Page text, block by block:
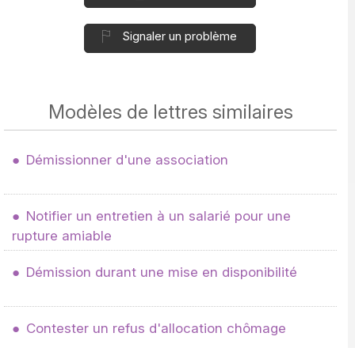
Signaler un problème
Modèles de lettres similaires
Démissionner d'une association
Notifier un entretien à un salarié pour une
rupture amiable
Démission durant une mise en disponibilité
Contester un refus d'allocation chômage